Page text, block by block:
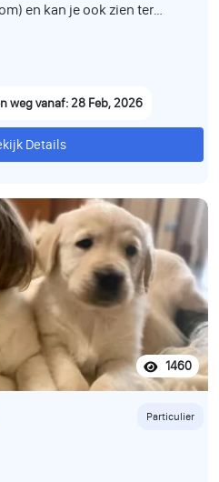
en kan je ook zien ter
het dagelijkse leven gewoon.
werd gecontroleerd door de
volgens leeftijd. Hij
verantwoordelijke familie
geven. Stuur gerust een
weg vanaf: 28 Feb, 2026
Details
1460
Particulier